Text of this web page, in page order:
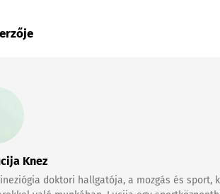
Knez
doktori hallgatója, a mozgás és